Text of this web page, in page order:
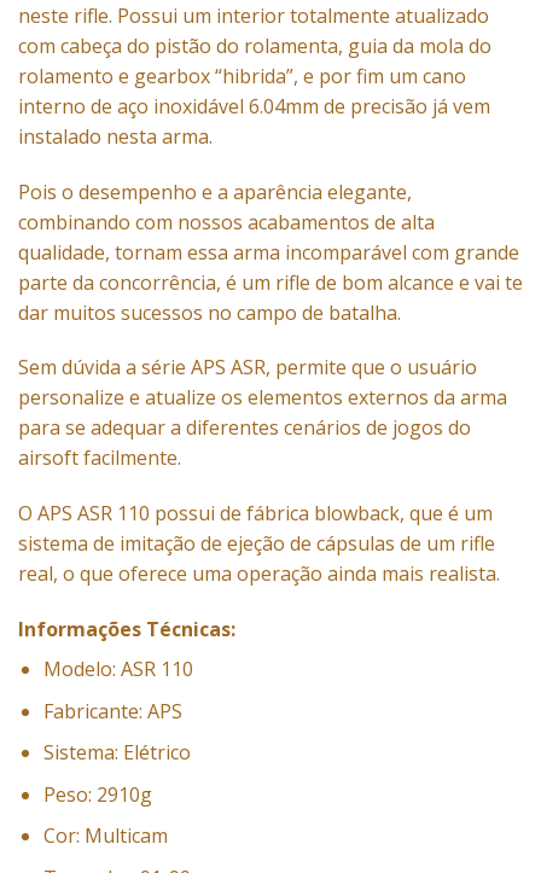
neste rifle. Possui um interior totalmente atualizado
com cabeça do pistão do rolamenta, guia da mola do
rolamento e gearbox “hibrida”, e por fim um cano
interno de aço inoxidável 6.04mm de precisão já vem
instalado nesta arma.
Pois o desempenho e a aparência elegante,
combinando com nossos acabamentos de alta
qualidade, tornam essa arma incomparável com grande
parte da concorrência, é um rifle de bom alcance e vai te
dar muitos sucessos no campo de batalha.
Sem dúvida a série APS ASR, permite que o usuário
personalize e atualize os elementos externos da arma
para se adequar a diferentes cenários de jogos do
airsoft facilmente.
O APS ASR 110 possui de fábrica blowback, que é um
sistema de imitação de ejeção de cápsulas de um rifle
real, o que oferece uma operação ainda mais realista.
Informações Técnicas:
Modelo: ASR 110
Fabricante: APS
Sistema: Elétrico
Peso: 2910g
Cor: Multicam